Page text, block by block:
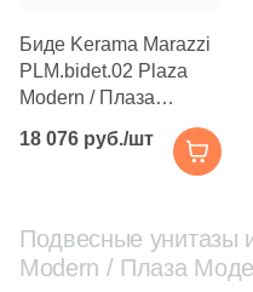
Биде Kerama Marazzi
PLM.bidet.02 Plaza
Modern / Плаза
Модерн подвесное
белое глянцевое
18 076 руб./шт
Подвесные унитазы
Modern / Плаза